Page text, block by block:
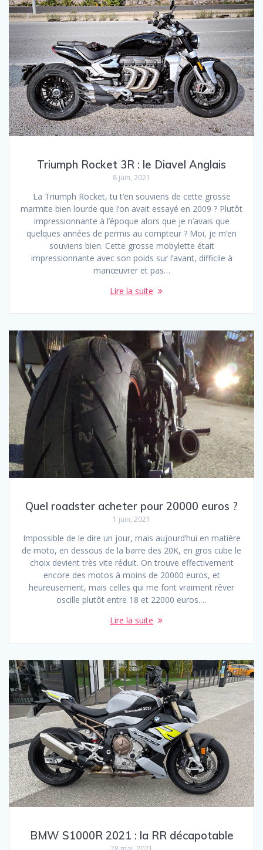
Triumph Rocket 3R : le Diavel Anglais
8 juin, 2021
La Triumph Rocket, tu t’en souviens de cette grosse
marmite bien lourde que l’on avait essayé en 2009 ? Plutôt
impressionnante à l’époque alors que je n’avais que
quelques années de permis au compteur ? Moi, je m’en
souviens bien. Cette grosse mobylette était
impressionnante avec son poids sur l’avant, difficile à
manœuvrer et pas…
Lire la suite
Quel roadster acheter pour 20000 euros ?
1 juin, 2021
Impossible de le dire un jour, mais aujourd’hui en matière
de moto, en dessous de la barre des 20K, en gros cube le
choix devient très vite réduit. On trouve effectivement
encore des motos à moins de 20000 euros, et
heureusement, mais celles qui me font vraiment rêver
oscille plutôt entre 18 et 22000 euros.…
Lire la suite
BMW S1000R 2021 : la RR décapotable